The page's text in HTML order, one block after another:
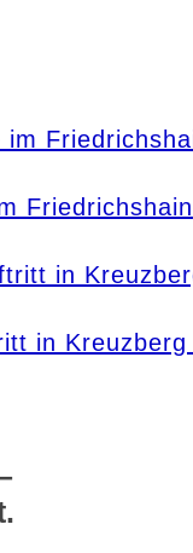
Friedrichshain
in Kreuzberg